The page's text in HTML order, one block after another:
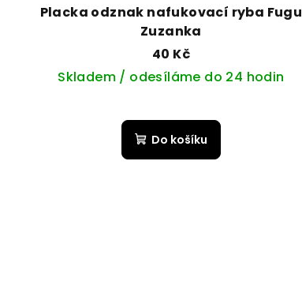
Placka odznak nafukovací ryba Fugu
Zuzanka
40 Kč
Skladem / odesíláme do 24 hodin
Do košíku